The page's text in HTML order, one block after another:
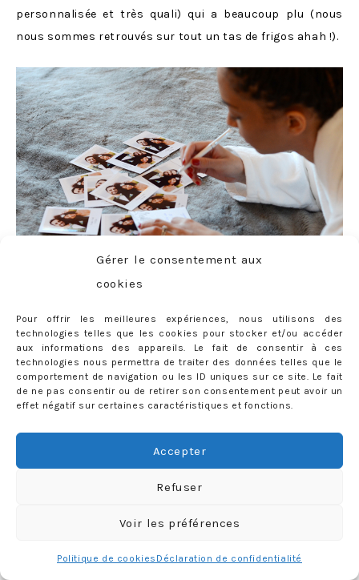
Gérer le consentement aux
cookies
Pour offrir les meilleures expériences, nous utilisons des
technologies telles que les cookies pour stocker et/ou accéder
aux informations des appareils. Le fait de consentir à ces
technologies nous permettra de traiter des données telles que le
comportement de navigation ou les ID uniques sur ce site. Le fait
de ne pas consentir ou de retirer son consentement peut avoir un
effet négatif sur certaines caractéristiques et fonctions.
Accepter
Refuser
Voir les préférences
Politique de cookies Déclaration de confidentialité
personnalisée et très quali) qui a beaucoup plu (nous
nous sommes retrouvés sur tout un tas de frigos ahah !).